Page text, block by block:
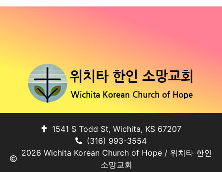
위치타 한인 소망교회
Wichita Korean Church of Hope
1541 S Todd St, Wichita, KS 67207
(316) 993-3554
2026 Wichita Korean Church of Hope / 위치타 한인
소망교회